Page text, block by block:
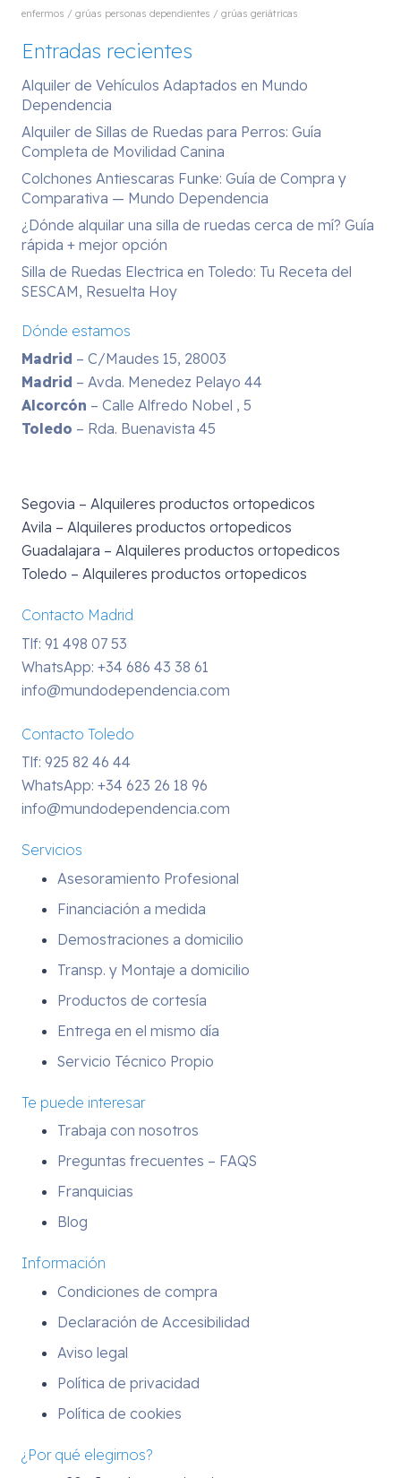
enfermos / grúas personas dependientes / grúas geriátricas
Entradas recientes
Alquiler de Vehículos Adaptados en Mundo
Dependencia
Alquiler de Sillas de Ruedas para Perros: Guía
Completa de Movilidad Canina
Colchones Antiescaras Funke: Guía de Compra y
Comparativa — Mundo Dependencia
¿Dónde alquilar una silla de ruedas cerca de mí? Guía
rápida + mejor opción
Silla de Ruedas Electrica en Toledo: Tu Receta del
SESCAM, Resuelta Hoy
Dónde estamos
Madrid – C/Maudes 15, 28003
Madrid – Avda. Menedez Pelayo 44
Alcorcón – Calle Alfredo Nobel , 5
Toledo – Rda. Buenavista 45
Segovia – Alquileres productos ortopedicos
Avila – Alquileres productos ortopedicos
Guadalajara – Alquileres productos ortopedicos
Toledo – Alquileres productos ortopedicos
Contacto Madrid
Tlf: 91 498 07 53
WhatsApp: +34 686 43 38 61
info@mundodependencia.com
Contacto Toledo
Tlf: 925 82 46 44
WhatsApp: +34 623 26 18 96
info@mundodependencia.com
Servicios
Asesoramiento Profesional
Financiación a medida
Demostraciones a domicilio
Transp. y Montaje a domicilio
Productos de cortesía
Entrega en el mismo día
Servicio Técnico Propio
Te puede interesar
Trabaja con nosotros
Preguntas frecuentes – FAQS
Franquicias
Blog
Información
Condiciones de compra
Declaración de Accesibilidad
Aviso legal
Política de privacidad
Política de cookies
¿Por qué elegirnos?